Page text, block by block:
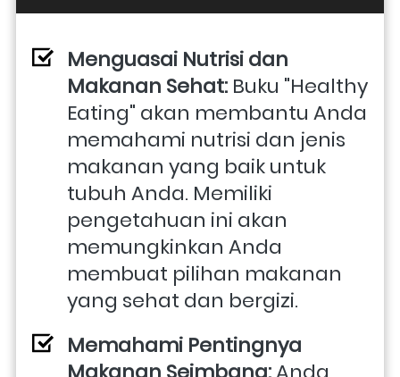
Menguasai Nutrisi dan
Makanan Sehat: Buku "Healthy
Eating" akan membantu Anda
memahami nutrisi dan jenis
makanan yang baik untuk
tubuh Anda. Memiliki
pengetahuan ini akan
memungkinkan Anda
membuat pilihan makanan
yang sehat dan bergizi.
Memahami Pentingnya